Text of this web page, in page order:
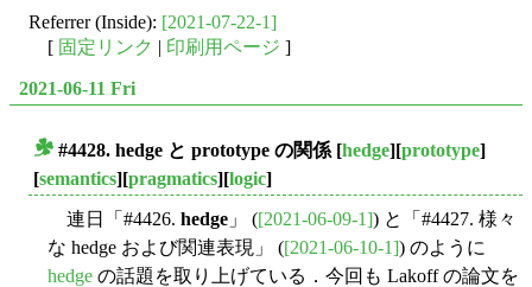
Referrer (Inside): [2021-07-22-1]
[ 固定リンク | 印刷用ページ ]
2021-06-11 Fri
#4428. hedge と prototype の関係 [hedge][prototype]
[semantics][pragmatics][logic]
連日「#4426. hedge 」 ([2021-06-09-1]) と「#4427. 様々
な hedge および関連表現」 ([2021-06-10-1]) のように
hedge の話題を取り上げている．今回も Lakoff の論文を